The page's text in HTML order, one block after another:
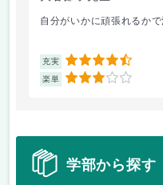
自分がいかに頑張れるか
充実 4.5
楽単 3
学部から探す